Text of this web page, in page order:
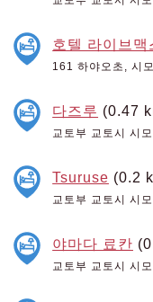
호텔 라이브
161 하야오초, 시
다즈루 (0.47
교토부 교토시 시
Tsuruse (0.2
교토부 교토시 시
야마다 료칸
교토부 교토시 시